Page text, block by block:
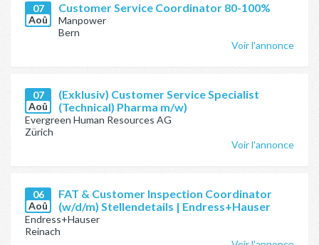
07
Aoû
Customer Service Coordinator 80-100%
Manpower
Bern
Voir l'annonce
07
Aoû
(Exklusiv) Customer Service Specialist
(Technical) Pharma m/w)
Evergreen Human Resources AG
Zürich
Voir l'annonce
06
Aoû
FAT & Customer Inspection Coordinator
(w/d/m) Stellendetails | Endress+Hauser
Endress+Hauser
Reinach